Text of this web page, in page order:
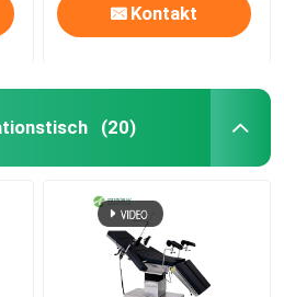
Kontakt
(20)